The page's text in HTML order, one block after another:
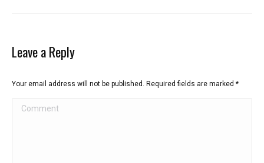
Leave a Reply
Your email address will not be published. Required fields are marked *
Comment